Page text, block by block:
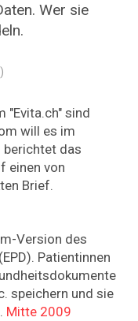
Wer sie
"Evita.ch" sind
will es im
berichtet das
einen von
Brief.
Version des
Patientinnen
speichern und sie
Mitte 2009